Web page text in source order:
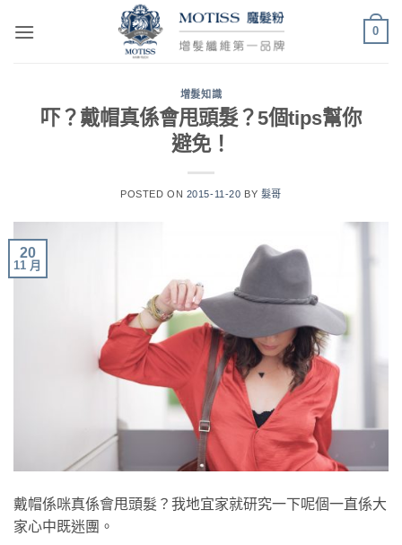
0
增髮知識
吓？戴帽真係會甩頭髮？5個tips幫你
避免！
POSTED ON 2015-11-20 BY 髮哥
20
11 月
戴帽係咪真係會甩頭髮？我地宜家就研究一下呢個一直係大
家心中既迷團。